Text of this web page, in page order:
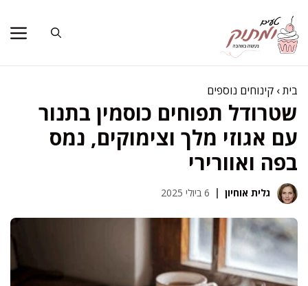
לתוכן
בית› קינוחים נוספים
שטרודל תפוחים כוסמין בתנור
עם אגוזי מלך וצימוקים, נמס
בפה ואוורירי
גלית אוחיון 6 ביולי 2025